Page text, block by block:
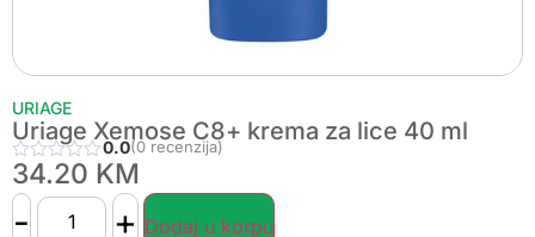
URIAGE
Uriage Xemose C8+ krema za lice 40 ml
0.0(0 recenzija)
34.20 KM
- + Dodaj u korpu